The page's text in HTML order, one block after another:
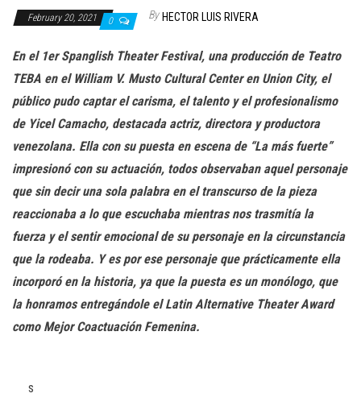
February 20, 2021 0 By HECTOR LUIS RIVERA
En el 1er Spanglish Theater Festival, una producción de Teatro
TEBA en el William V. Musto Cultural Center en Union City, el
público pudo captar el carisma, el talento y el profesionalismo
de Yicel Camacho, destacada actriz, directora y productora
venezolana. Ella con su puesta en escena de “La más fuerte”
impresionó con su actuación, todos observaban aquel personaje
que sin decir una sola palabra en el transcurso de la pieza
reaccionaba a lo que escuchaba mientras nos trasmitía la
fuerza y el sentir emocional de su personaje en la circunstancia
que la rodeaba. Y es por ese personaje que prácticamente ella
incorporó en la historia, ya que la puesta es un monólogo, que
la honramos entregándole el Latin Alternative Theater Award
como Mejor Coactuación Femenina.
s